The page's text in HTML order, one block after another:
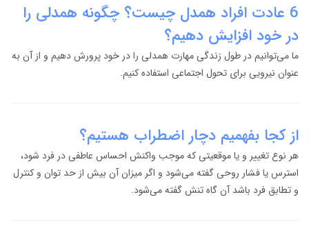
6 عادت افراد همدل چیست؟ چگونه همدلی را
در خود افزایش دهیم؟
ما می‌توانیم در طول زندگی مهارت همدلی را در خود پرورش دهیم و از آن به
عنوان نیرویی برای تحول اجتماعی استفاده کنیم.
از کجا بفهمیم دچار اضطراب هستیم؟
هر نوع تغییر و یا موقعیتی که موجب واکنش احساس عاطفی در فرد شود،
استرس یا فشار روحی گفته می‌شود و اگر میزان آن بیش از حد توان و کنترل
و تطابق فرد باشد آن گاه تنش گفته می‌شود.